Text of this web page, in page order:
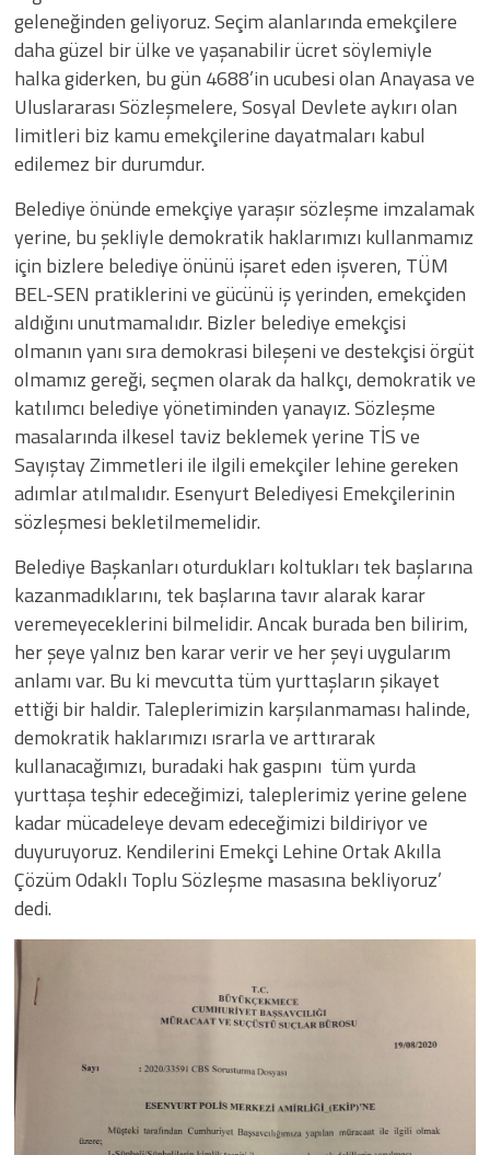
geleneğinden geliyoruz. Seçim alanlarında emekçilere
daha güzel bir ülke ve yaşanabilir ücret söylemiyle
halka giderken, bu gün 4688’in ucubesi olan Anayasa ve
Uluslararası Sözleşmelere, Sosyal Devlete aykırı olan
limitleri biz kamu emekçilerine dayatmaları kabul
edilemez bir durumdur.
​Belediye önünde emekçiye yaraşır sözleşme imzalamak
yerine, bu şekliyle demokratik haklarımızı kullanmamız
için bizlere belediye önünü işaret eden işveren, TÜM
BEL-SEN pratiklerini ve gücünü iş yerinden, emekçiden
aldığını unutmamalıdır. Bizler belediye emekçisi
olmanın yanı sıra demokrasi bileşeni ve destekçisi örgüt
olmamız gereği, seçmen olarak da halkçı, demokratik ve
katılımcı belediye yönetiminden yanayız. Sözleşme
masalarında ilkesel taviz beklemek yerine TİS ve
Sayıştay Zimmetleri ile ilgili emekçiler lehine gereken
adımlar atılmalıdır. Esenyurt Belediyesi Emekçilerinin
sözleşmesi bekletilmemelidir.
​Belediye Başkanları oturdukları koltukları tek başlarına
kazanmadıklarını, tek başlarına tavır alarak karar
veremeyeceklerini bilmelidir. Ancak burada ben bilirim,
her şeye yalnız ben karar verir ve her şeyi uygularım
anlamı var. Bu ki mevcutta tüm yurttaşların şikayet
ettiği bir haldir. Taleplerimizin karşılanmaması halinde,
demokratik haklarımızı ısrarla ve arttırarak
kullanacağımızı, buradaki hak gaspını tüm yurda
yurttaşa teşhir edeceğimizi, taleplerimiz yerine gelene
kadar mücadeleye devam edeceğimizi bildiriyor ve
duyuruyoruz. Kendilerini Emekçi Lehine Ortak Akılla
Çözüm Odaklı Toplu Sözleşme masasına bekliyoruz’
dedi.